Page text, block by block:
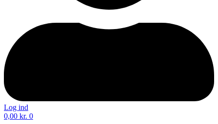
Log ind
0,00 kr. 0